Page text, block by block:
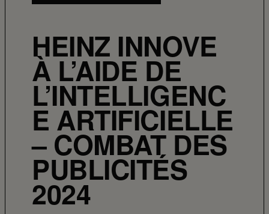
HEINZ INNOVE
À L’AIDE DE
L’INTELLIGENC
E ARTIFICIELLE
– COMBAT DES
PUBLICITÉS
2024